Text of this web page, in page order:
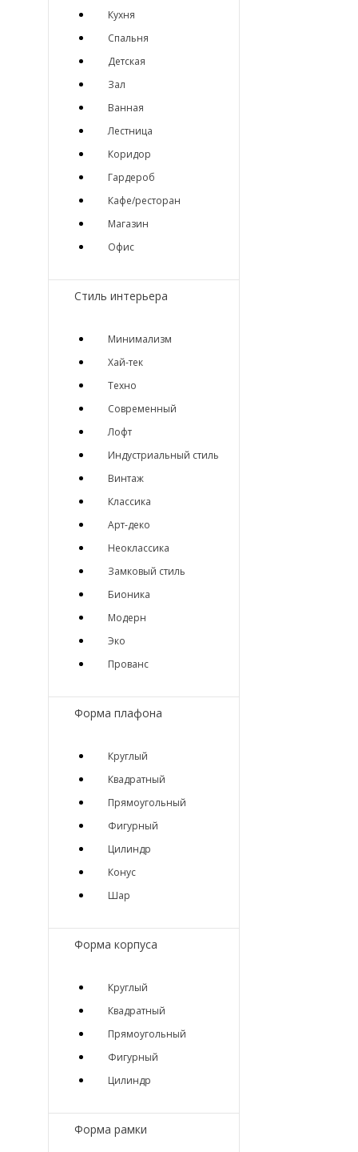
Кухня
Спальня
Детская
Зал
Ванная
Лестница
Коридор
Гардероб
Кафе/ресторан
Магазин
Офис
Стиль интерьера
Минимализм
Хай-тек
Техно
Современный
Лофт
Индустриальный стиль
Винтаж
Классика
Арт-деко
Неоклассика
Замковый стиль
Бионика
Модерн
Эко
Прованс
Форма плафона
Круглый
Квадратный
Прямоугольный
Фигурный
Цилиндр
Конус
Шар
Форма корпуса
Круглый
Квадратный
Прямоугольный
Фигурный
Цилиндр
Форма рамки